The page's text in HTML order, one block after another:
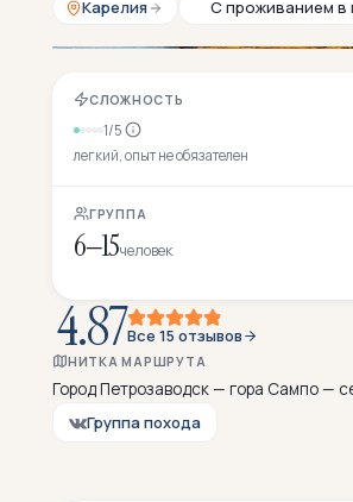
Карелия
С проживанием в
СЛОЖНОСТЬ
1/5
легкий, опыт не обязателен
ГРУППА
6–15человек
4.87Все 15 отзывов
НИТКА МАРШРУТА
Город Петрозаводск — гора Сампо —
Группа похода